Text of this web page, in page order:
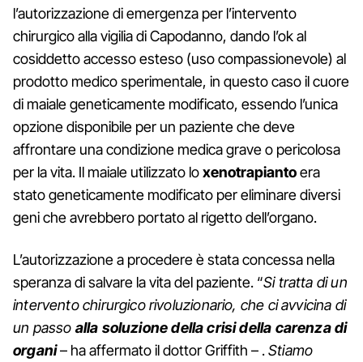
l’autorizzazione di emergenza per l’intervento
chirurgico alla vigilia di Capodanno, dando l’ok al
cosiddetto accesso esteso (uso compassionevole) al
prodotto medico sperimentale, in questo caso il cuore
di maiale geneticamente modificato, essendo l’unica
opzione disponibile per un paziente che deve
affrontare una condizione medica grave o pericolosa
per la vita. Il maiale utilizzato loxenotrapiantoera
stato geneticamente modificato per eliminare diversi
geni che avrebbero portato al rigetto dell’organo.
L’autorizzazione a procedere è stata concessa nella
speranza di salvare la vita del paziente. “Si tratta di un
intervento chirurgico rivoluzionario, che ci avvicina di
un passo alla soluzione della crisi della carenza di
organi– ha affermato il dottor Griffith – .Stiamo